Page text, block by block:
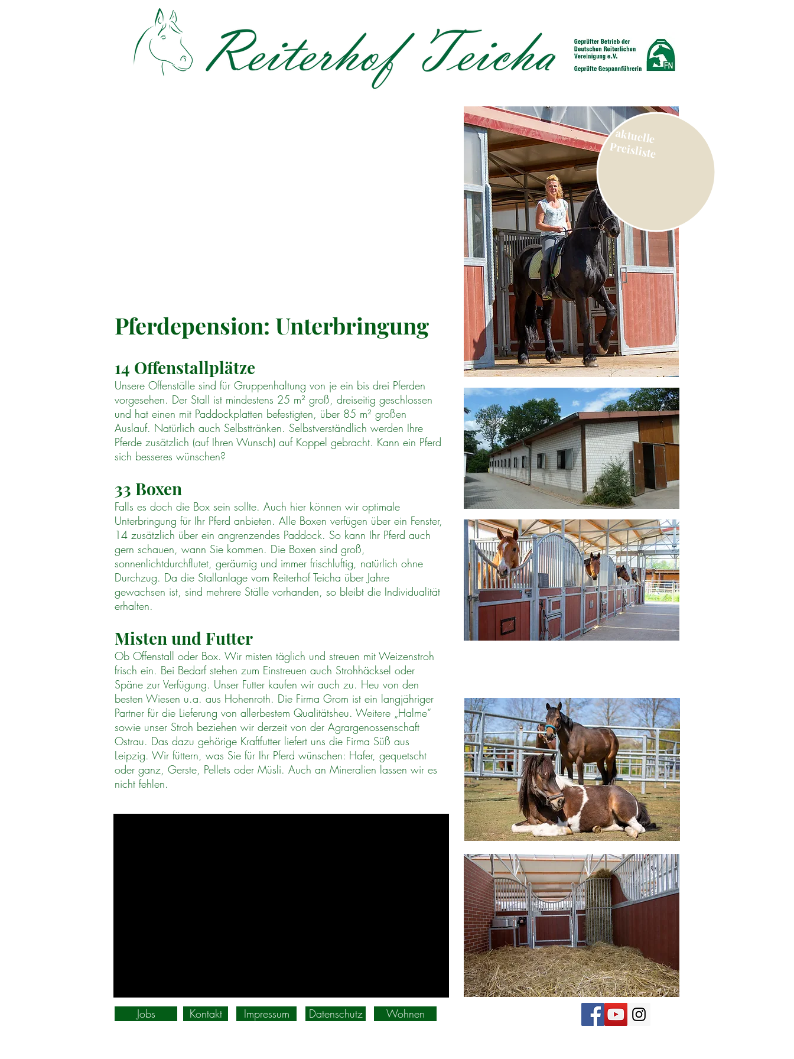
Pferdepension: Unterbringung
14 Offenstallplätze
Unsere Offenställe sind für Gruppenhaltung von je ein bis drei Pferden
vorgesehen. Der Stall ist mindestens 25 m² groß, dreiseitig geschlossen
und hat einen mit Paddockplatten befestigten, über 85 m² großen
Auslauf. Natürlich auch Selbsttränken. Selbstverständlich werden Ihre
Pferde zusätzlich (auf Ihren Wunsch) auf Koppel gebracht. Kann ein Pferd
sich besseres wünschen?
33 Boxen
Falls es doch die Box sein sollte. Auch hier können wir optimale
Unterbringung für Ihr Pferd anbieten. Alle Boxen verfügen über ein Fenster,
14 zusätzlich über ein angrenzendes Paddock. So kann Ihr Pferd auch
gern schauen, wann Sie kommen. Die Boxen sind groß,
sonnenlichtdurchflutet, geräumig und immer frischluftig, natürlich ohne
Durchzug. Da die Stallanlage vom Reiterhof Teicha über Jahre
gewachsen ist, sind mehrere Ställe vorhanden, so bleibt die Individualität
erhalten.
Misten und Futter
Ob Offenstall oder Box. Wir misten täglich und streuen mit Weizenstroh
frisch ein. Bei Bedarf stehen zum Einstreuen auch Strohhäcksel oder
Späne zur Verfügung. Unser Futter kaufen wir auch zu. Heu von den
besten Wiesen u.a. aus Hohenroth. Die Firma Grom ist ein langjähriger
Partner für die Lieferung von allerbestem Qualitätsheu. Weitere „Halme“
sowie unser Stroh beziehen wir derzeit von der Agrargenossenschaft
Ostrau. Das dazu gehörige Kraftfutter liefert uns die Firma Süß aus
Leipzig. Wir füttern, was Sie für Ihr Pferd wünschen: Hafer, gequetscht
oder ganz, Gerste, Pellets oder Müsli. Auch an Mineralien lassen wir es
nicht fehlen.
aktuelle
Preisliste
Jobs Kontakt Impressum Datenschutz Wohnen